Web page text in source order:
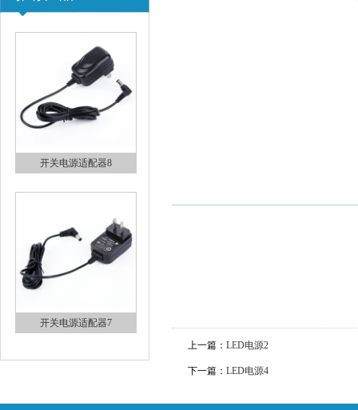
开关电源适配器9
开关电源适配器8
开关电源适配器7
上一篇： LED电源2
下一篇： LED电源4